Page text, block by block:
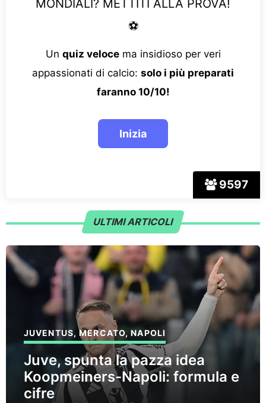
9597
MONDIALI? METTITI ALLA PROVA!
⚽
Un quiz velocema insidioso per veri
appassionati di calcio: solo i più preparati
faranno 10/10!
ULTIMI ARTICOLI
JUVENTUS,MERCATO,NAPOLI
Juve, spunta la pazza idea
Koopmeiners-Napoli: formula e
cifre